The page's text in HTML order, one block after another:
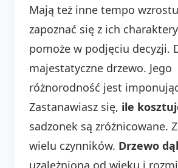
Mają też inne tempo
zapoznać się z ich
pomoże w podjęciu decyzji.
majestatyczne drzewo. Jego
różnorodność jest
Zastanawiasz się, ile
sadzonek są zróżnicowane.
wielu czynników. Drzewo
uzależniona od wieku i